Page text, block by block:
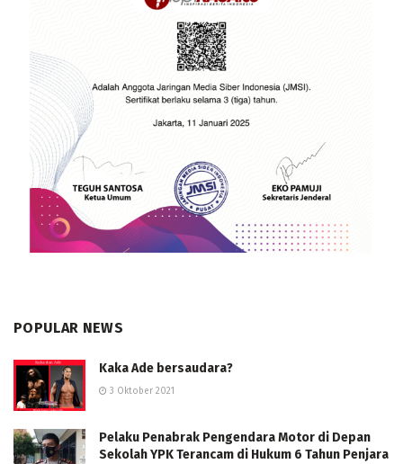
POPULAR NEWS
Kaka Ade bersaudara?
3 Oktober 2021
Pelaku Penabrak Pengendara Motor di Depan
Sekolah YPK Terancam di Hukum 6 Tahun Penjara